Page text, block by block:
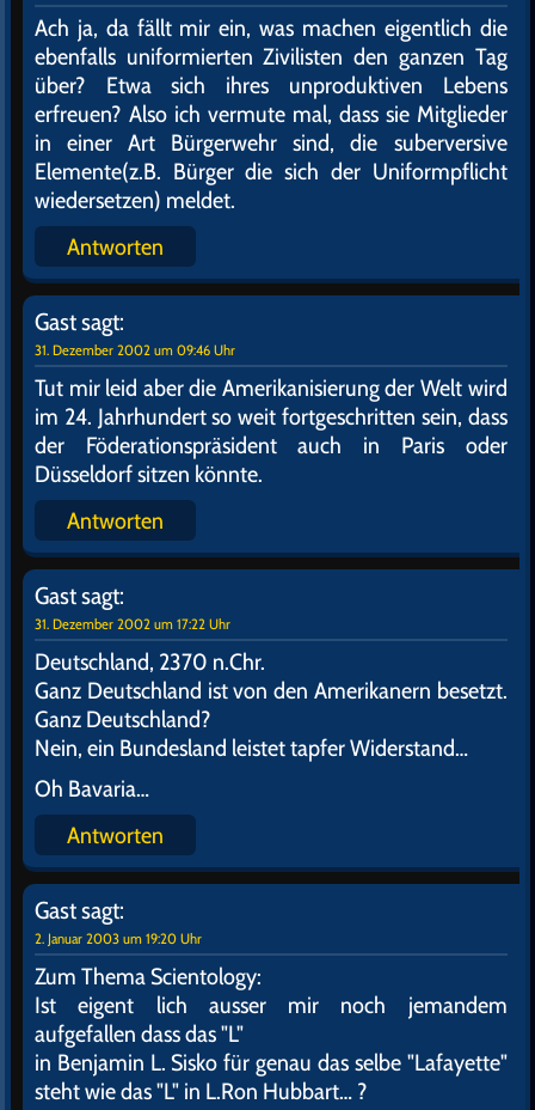
Ach ja, da fällt mir ein, was machen eigentlich die
ebenfalls uniformierten Zivilisten den ganzen Tag
über? Etwa sich ihres unproduktiven Lebens
erfreuen? Also ich vermute mal, dass sie Mitglieder
in einer Art Bürgerwehr sind, die suberversive
Elemente(z.B. Bürger die sich der Uniformpflicht
wiedersetzen) meldet.
Antworten
Gastsagt:
31. Dezember 2002 um 09:46 Uhr
Tut mir leid aber die Amerikanisierung der Welt wird
im 24. Jahrhundert so weit fortgeschritten sein, dass
der Föderationspräsident auch in Paris oder
Düsseldorf sitzen könnte.
Antworten
Gastsagt:
31. Dezember 2002 um 17:22 Uhr
Deutschland, 2370 n.Chr.
Ganz Deutschland ist von den Amerikanern besetzt.
Ganz Deutschland?
Nein, ein Bundesland leistet tapfer Widerstand…
Oh Bavaria…
Antworten
Gastsagt:
2. Januar 2003 um 19:20 Uhr
Zum Thema Scientology:
Ist eigent lich ausser mir noch jemandem
aufgefallen dass das "L"
in Benjamin L. Sisko für genau das selbe "Lafayette"
steht wie das "L" in L.Ron Hubbart… ?